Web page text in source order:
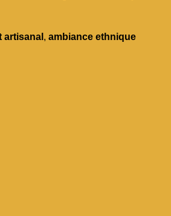
artisanal , ambiance ethnique